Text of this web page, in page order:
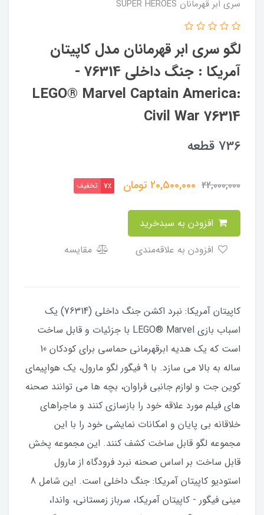
سری ابر قهرمانان SUPER HEROES
لگو سری ابر قهرمانان مدل کاپیتان
آمریکا : جنگ داخلی 76314 -
LEGO® Marvel Captain America:
Civil War 76314
736 قطعه
22,000,000
20,500,000تومان 7٪ تخفیف
مقایسه
کاپیتان آمریکا: نبرد اکشن جنگ داخلی (76314) یک
اسباب بازی LEGO® Marvel با جزئیات و قابل ساخت
است که یک هدیه ابرقهرمانی حماسی برای کودکان 10
ساله به بالا می سازد. با 9 فیگور لگو مارول، یک هواپیمای
کوین جت و لوازم جانبی فراوان، بچه ها می توانند صحنه
های فیلم مورد علاقه خود را بازسازی کنند و ماجراهای
خلاقانه بی پایان و امکانات نمایشی خود را با این
مجموعه لگو قابل ساخت کشف کنند. این مجموعه پخش
قابل ساخت بر اساس صحنه نبرد فرودگاه از مارول
استودیو کاپیتان آمریکا: جنگ داخلی است. این شامل 8
مینی فیگور - کاپیتان آمریکا، سرباز زمستانی، واندا،